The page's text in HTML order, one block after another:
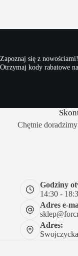
Zapoznaj się z nowościami!
Otrzymaj kody rabatowe
Chętnie
Godziny
14:30 -
Adres e-
Adres: